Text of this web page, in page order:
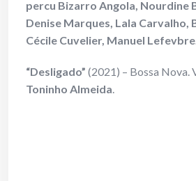
percu Bizarro Angola, Nourdine
Denise Marques, Lala Carvalho,
Cécile Cuvelier, Manuel
“Desligado” (2021) – Bossa Nova.
Toninho Almeida.